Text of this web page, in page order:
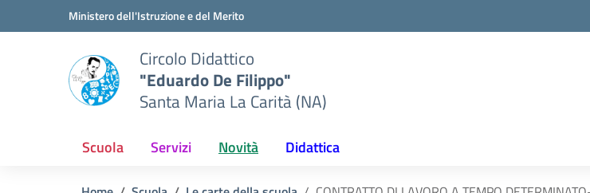
Vai ai contenuti
Vai al menu di navigazioneMinistero dell'Istruzione e del Merito
Circolo Didattico
"Eduardo De Filippo"
Santa Maria La Carità (NA)
Scuola Servizi Novità Didattica